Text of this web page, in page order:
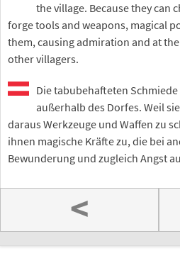
the village. Because they can
forge tools and weapons, magical
them, causing admiration and at
other villagers.
Die tabubehafteten
außerhalb des Dorfes. Weil
daraus Werkzeuge und Waffen zu
ihnen magische Kräfte zu, die bei
Bewunderung und zugleich Angst
<